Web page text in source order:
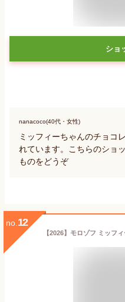
ショ
nanacoco(40代・女性)
ミッフィーちゃんのチョコ
れています。こちらのショ
ものをどうぞ
no. 12